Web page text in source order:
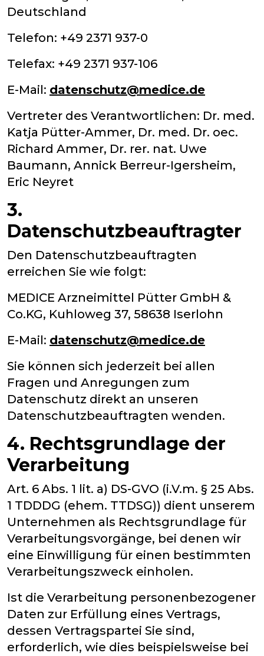
Deutschland
Telefon: +49 2371 937-0
Telefax: +49 2371 937-106
E-Mail: datenschutz@medice.de
Vertreter des Verantwortlichen: Dr. med.
Katja Pütter-Ammer, Dr. med. Dr. oec.
Richard Ammer, Dr. rer. nat. Uwe
Baumann, Annick Berreur-Igersheim,
Eric Neyret
3.
Datenschutzbeauftragter
Den Datenschutzbeauftragten
erreichen Sie wie folgt:
MEDICE Arzneimittel Pütter GmbH &
Co.KG, Kuhloweg 37, 58638 Iserlohn
E-Mail: datenschutz@medice.de
Sie können sich jederzeit bei allen
Fragen und Anregungen zum
Datenschutz direkt an unseren
Datenschutzbeauftragten wenden.
4. Rechtsgrundlage der
Verarbeitung
Art. 6 Abs. 1 lit. a) DS-GVO (i.V.m. § 25 Abs.
1 TDDDG (ehem. TTDSG)) dient unserem
Unternehmen als Rechtsgrundlage für
Verarbeitungsvorgänge, bei denen wir
eine Einwilligung für einen bestimmten
Verarbeitungszweck einholen.
Ist die Verarbeitung personenbezogener
Daten zur Erfüllung eines Vertrags,
dessen Vertragspartei Sie sind,
erforderlich, wie dies beispielsweise bei